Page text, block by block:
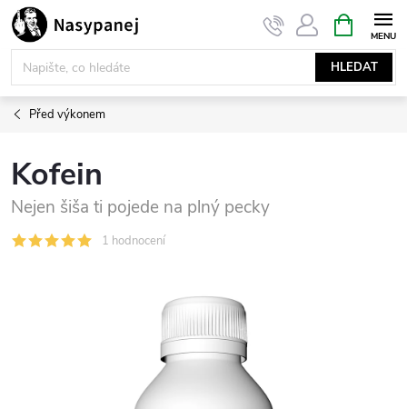
Přejít
na
obsah
HLEDAT
NÁKUPNÍ
KOŠÍK
Před výkonem
Kofein
Nejen šiša ti pojede na plný pecky
1 hodnocení